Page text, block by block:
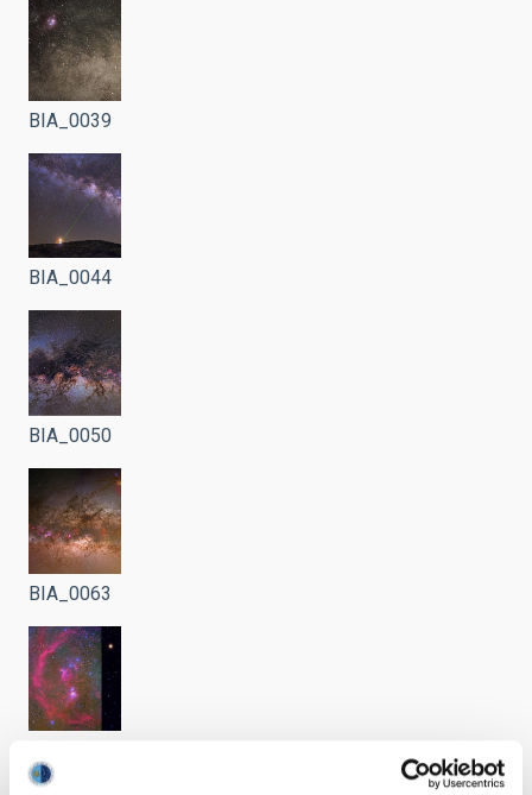
BIA_0039
BIA_0044
BIA_0050
BIA_0063